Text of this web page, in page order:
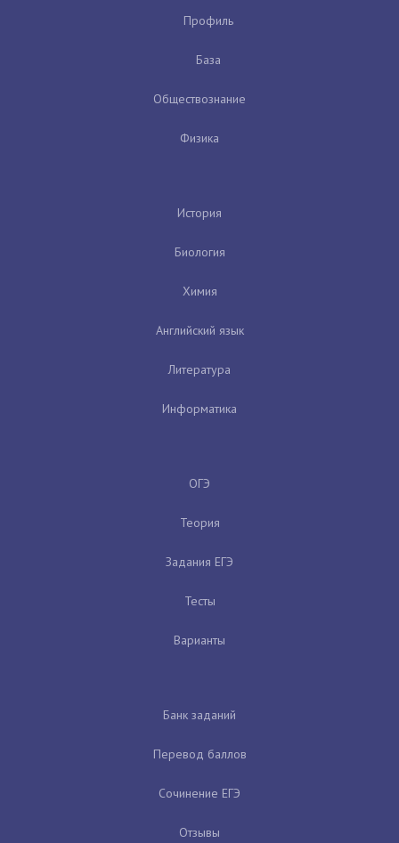
Профиль
База
Обществознание
Физика
История
Биология
Химия
Английский язык
Литература
Информатика
ОГЭ
Теория
Задания ЕГЭ
Тесты
Варианты
Банк заданий
Перевод баллов
Сочинение ЕГЭ
Отзывы